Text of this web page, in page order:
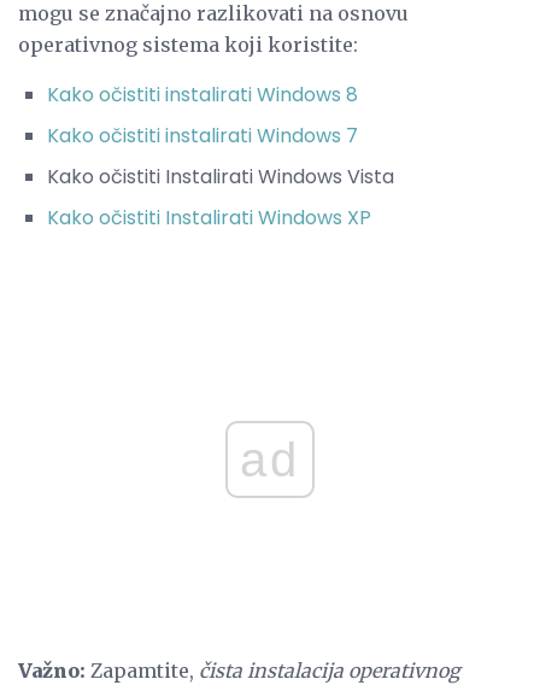
mogu se značajno razlikovati na osnovu
operativnog sistema koji koristite:
Kako očistiti instalirati Windows 8
Kako očistiti instalirati Windows 7
Kako očistiti Instalirati Windows Vista
Kako očistiti Instalirati Windows XP
ad
Važno: Zapamtite, čista instalacija operativnog